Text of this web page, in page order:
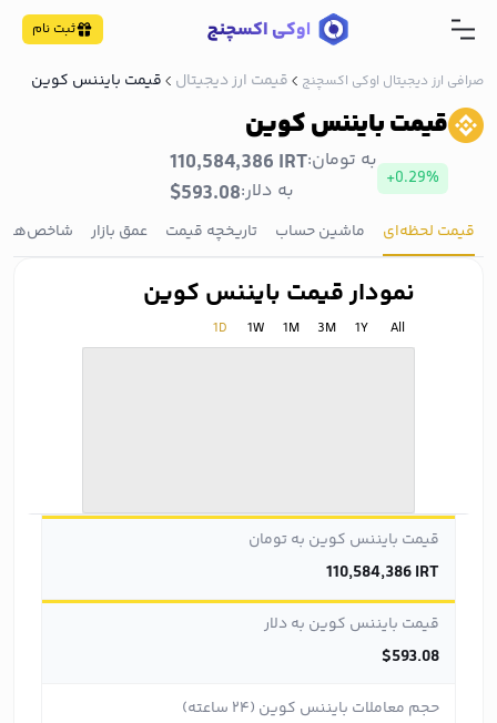
ثبت نام
صرافی ارز دیجیتال اوکی اکسچنج قیمت ارز دیجیتال قیمت بایننس کوین
قیمت بایننس کوین
+0.29%
به تومان:110,584,386 IRT
به دلار:$593.08
قیمت لحظه‌ای ماشین حساب تاریخچه قیمت عمق بازار شاخص‌ها
نمودار قیمت بایننس کوین
All
1Y
3M
1M
1W
1D
حجم معاملات بایننس کوین (۲۴ ساعته)
قیمت بایننس کوین به تومان
110,584,386 IRT
قیمت بایننس کوین به دلار
$593.08